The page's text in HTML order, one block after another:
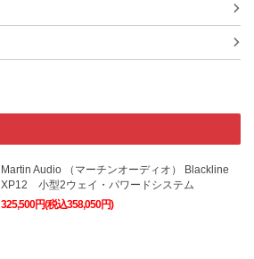
Martin Audio （マーチンオーディオ） Blackline
XP12 小型2ウェイ・パワードシステム
325,500円(税込358,050円)